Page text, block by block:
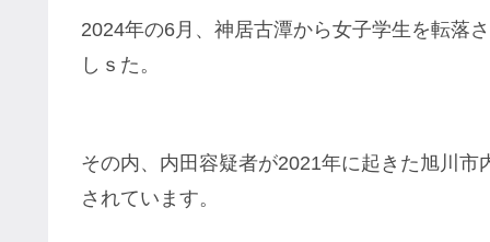
2024年の6月、神居古潭から女子学生を転落
しｓた。
その内、内田容疑者が2021年に起きた旭川
されています。